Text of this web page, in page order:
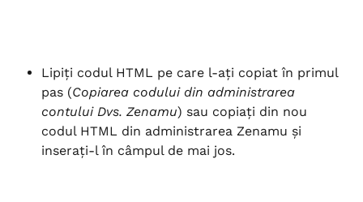
Lipiți codul HTML pe care l-ați copiat în primul
pas (Copiarea codului din administrarea
contului Dvs. Zenamu) sau copiați din nou
codul HTML din administrarea Zenamu și
inserați-l în câmpul de mai jos.